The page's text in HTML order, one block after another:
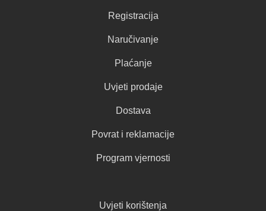
Registracija
Naručivanje
Plaćanje
Uvjeti prodaje
Dostava
Povrat i reklamacije
Program vjernosti
Uvjeti korištenja